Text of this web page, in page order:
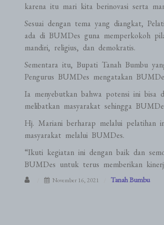
karena itu mari kita berinovasi serta
Sesuai dengan tema yang diangkat,
ada di BUMDes guna memperkokoh
mandiri, religius, dan demokratis.
Sementara itu, Bupati Tanah Bumbu
Pengurus BUMDes mengatakan
Ia menyebutkan bahwa potensi ini bisa
melibatkan masyarakat sehingga
Hj. Mariani berharap melalui pelatihan
masyarakat melalui BUMDes.
“Ikuti kegiatan ini dengan baik dan
BUMDes untuk terus memberikan
November 16, 2021 Tanah Bumbu